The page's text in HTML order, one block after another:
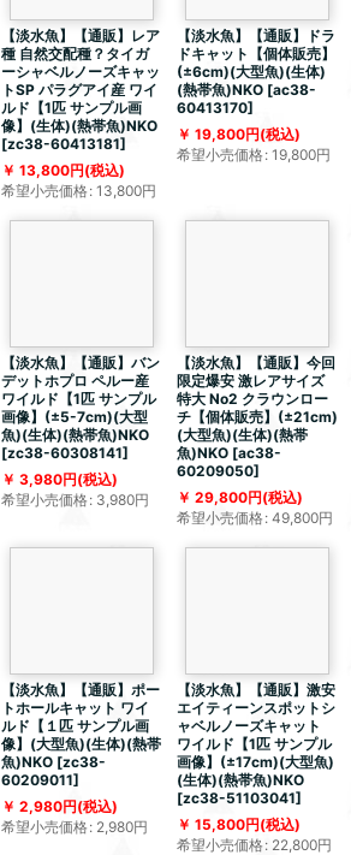
【淡水魚】【通販】レア
種 自然交配種？タイガ
ーシャベルノーズキャッ
トSP パラグアイ産 ワイ
ルド【1匹 サンプル画
像】(生体)(熱帯魚)NKO
[zc38-60413181]
13,800円(税込)
希望小売価格: 13,800円
【淡水魚】【通販】ドラ
ドキャット【個体販売】
(±6cm)(大型魚)(生体)
(熱帯魚)NKO [ac38-
60413170]
19,800円(税込)
希望小売価格: 19,800円
【淡水魚】【通販】バン
デットホプロ ペルー産
ワイルド【1匹 サンプル
画像】(±5-7cm)(大型
魚)(生体)(熱帯魚)NKO
[zc38-60308141]
3,980円(税込)
希望小売価格: 3,980円
【淡水魚】【通販】今回
限定爆安 激レアサイズ
特大 No2 クラウンロー
チ【個体販売】(±21cm)
(大型魚)(生体)(熱帯
魚)NKO [ac38-
60209050]
29,800円(税込)
希望小売価格: 49,800円
【淡水魚】【通販】ポー
トホールキャット ワイ
ルド【１匹 サンプル画
像】(大型魚)(生体)(熱帯
魚)NKO [zc38-
60209011]
2,980円(税込)
希望小売価格: 2,980円
【淡水魚】【通販】激安
エイティーンスポットシ
ャベルノーズキャット
ワイルド【1匹 サンプル
画像】(±17cm)(大型魚)
(生体)(熱帯魚)NKO
[zc38-51103041]
15,800円(税込)
希望小売価格: 22,800円